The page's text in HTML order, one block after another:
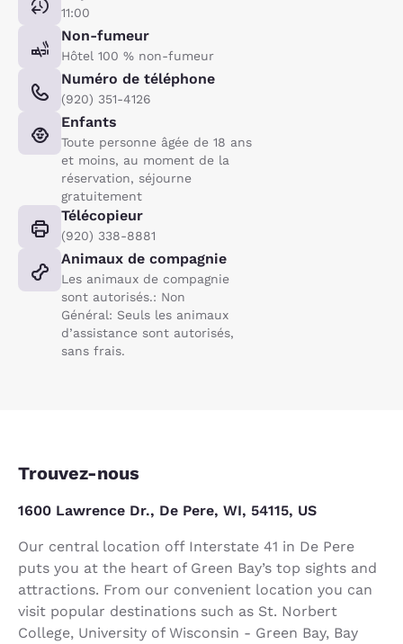
11:00
Non-fumeur
Hôtel 100 % non-fumeur
Numéro de téléphone
(920) 351-4126
Enfants
Toute personne âgée de 18 ans
et moins, au moment de la
réservation, séjourne
gratuitement
Télécopieur
(920) 338-8881
Animaux de compagnie
Les animaux de compagnie
sont autorisés.: Non
Général: Seuls les animaux
d’assistance sont autorisés,
sans frais.
Trouvez-nous
1600 Lawrence Dr., De Pere, WI, 54115, US
Our central location off Interstate 41 in De Pere
puts you at the heart of Green Bay’s top sights and
attractions. From our convenient location you can
visit popular destinations such as St. Norbert
College, University of Wisconsin - Green Bay, Bay